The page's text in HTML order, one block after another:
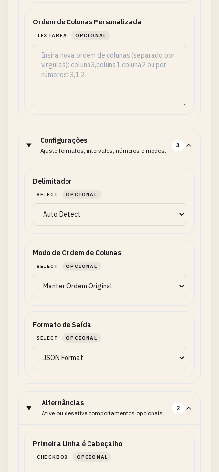
Ordem de Colunas Personalizada
TEXTAREA OPCIONAL
Configurações
Ajuste formatos, intervalos, números e modos.
3
Delimitador
SELECT OPCIONAL
Modo de Ordem de Colunas
SELECT OPCIONAL
Formato de Saída
SELECT OPCIONAL
Alternâncias
Ative ou desative comportamentos opcionais.
2
Primeira Linha é Cabeçalho
CHECKBOX OPCIONAL